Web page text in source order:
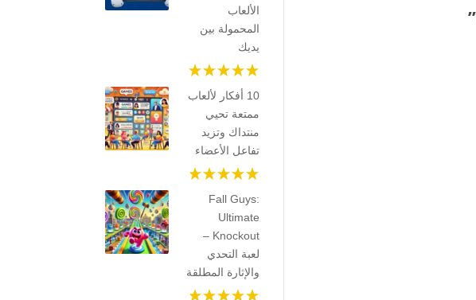
الألعاب
المحمولة بين
يديك
10 أفكار لألعاب
ممتعة تحيي
منتداك وتزيد
تفاعل الأعضاء
Fall Guys:
Ultimate
Knockout –
لعبة التحدي
والإثارة المطلقة